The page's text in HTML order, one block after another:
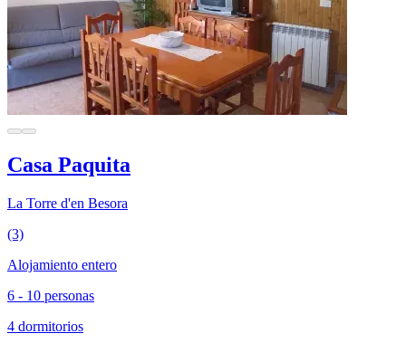
Casa Paquita
La Torre d'en Besora
(3)
Alojamiento entero
6 - 10 personas
4 dormitorios